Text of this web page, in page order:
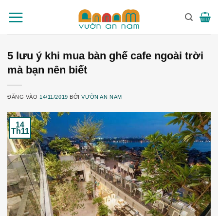
qua
5 lưu ý khi mua bàn ghế cafe ngoài trời
mà bạn nên biết
ĐĂNG VÀO 14/11/2019 BỞIVƯỜN AN NAM
14
Th11